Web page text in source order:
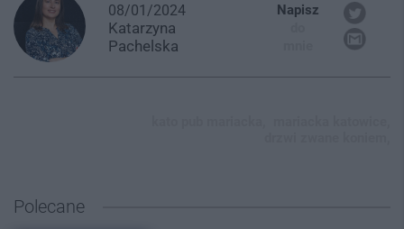
08/01/2024
Katarzyna
Pachelska
Napisz
Polecane